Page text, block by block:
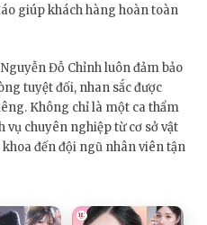
giúp khách hàng hoàn toàn
Đỗ Chỉnh luôn đảm bảo
tuyệt đối, nhan sắc được
Không chỉ là một ca thẩm
chuyên nghiệp từ cơ sở vật
đến đội ngũ nhân viên tận